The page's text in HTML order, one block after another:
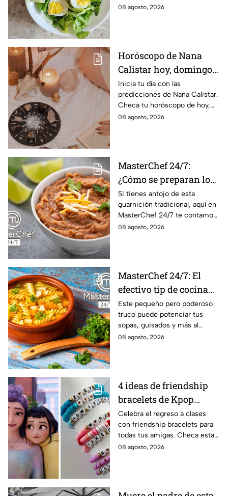
08 agosto, 2026
Horóscopo de Nana
Calistar hoy, domingo 9
de agosto: estos signos
tendrán ingresos extra
Inicia tu día con las
predicciones de Nana Calistar.
Checa tu horóscopo de hoy,
domingo 9 de agosto, y
08 agosto, 2026
MasterChef 24/7:
¿Cómo se preparan los
frijoles puercos estilo
Sonora?
Si tienes antojo de esta
guarnición tradicional, aquí en
MasterChef 24/7 te contamos
la receta.
08 agosto, 2026
MasterChef 24/7: El
efectivo tip de cocina
de las abuelas para
darle sabor extra al
caldillo
Este pequeño pero poderoso
truco puede potenciar tus
sopas, guisados y más al
máximo.
08 agosto, 2026
4 ideas de friendship
bracelets de Kpop
Demon Hunters para
intercambiar con tus
mejores amigas este
regreso a clases
Celebra el regreso a clases
con friendship bracelets para
todas tus amigas. Checa estas
4 ideas inspiradas en Kpop
08 agosto, 2026